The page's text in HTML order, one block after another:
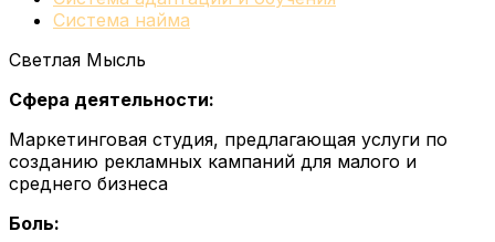
Система найма
Светлая Мысль
Сфера деятельности:
Маркетинговая студия, предлагающая услуги по
созданию рекламных кампаний для малого и
среднего бизнеса
Боль: